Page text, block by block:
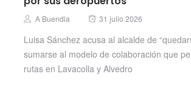
Author
A Buendia
Posted
31 julio 2026
Luisa Sánchez acusa al alcalde de
sumarse al modelo de colaboración que
rutas en Lavacolla y Alvedro